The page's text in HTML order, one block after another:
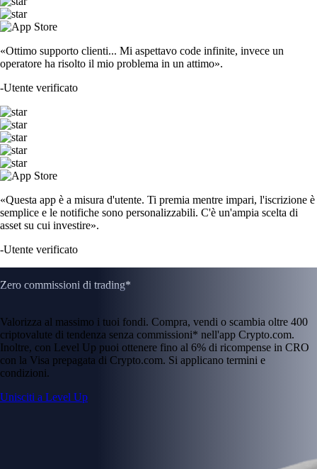
«Ottimo supporto clienti... Mi aspettavo code infinite, invece un
operatore ha risolto il mio problema in un attimo».
-Utente verificato
«Questa app è a misura d'utente. Ti premia mentre impari, l'iscrizione è
semplice e le notifiche sono personalizzabili. C'è un'ampia scelta di
asset su cui investire».
-Utente verificato
Zero commissioni di trading*
Valorizza al massimo i tuoi fondi. Compra, vendi o scambia oltre 400
criptovalute di tendenza senza commissioni* nell'app Crypto.com.
Inoltre, con Level Up puoi ottenere fino al 6% di ricompense in CRO
con la Visa prepagata di Crypto.com. Si applicano termini e
condizioni.
Unisciti a Level Up